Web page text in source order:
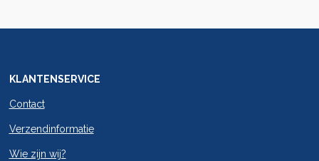
KLANTENSERVICE
Contact
Verzendinformatie
Wie zijn wij?